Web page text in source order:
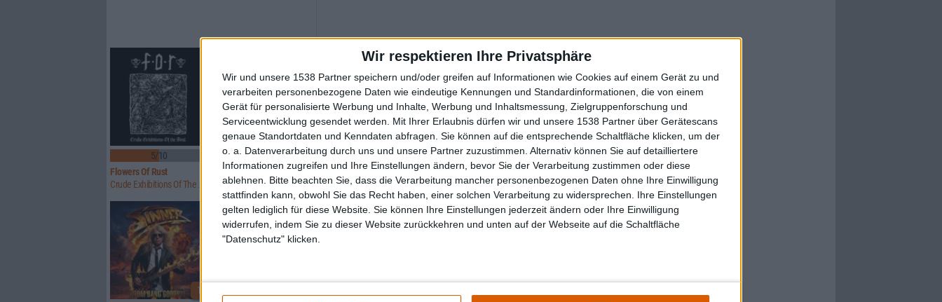
Wir respektieren Ihre Privatsphäre
Wir und unsere 1538 Partner speichern und/oder greifen auf Informationen wie Cookies auf einem Gerät zu und
verarbeiten personenbezogene Daten wie eindeutige Kennungen und Standardinformationen, die von einem
Gerät für personalisierte Werbung und Inhalte, Werbung und Inhaltsmessung, Zielgruppenforschung und
Serviceentwicklung gesendet werden.
Mit Ihrer Erlaubnis dürfen wir und unsere 1538 Partner über Gerätescans
genaue Standortdaten und Kenndaten abfragen. Sie können auf die entsprechende Schaltfläche klicken, um der
o. a. Datenverarbeitung durch uns und unsere Partner zuzustimmen. Alternativ können Sie auf detailliertere
Informationen zugreifen und Ihre Einstellungen ändern, bevor Sie der Verarbeitung zustimmen oder diese
ablehnen.
Bitte beachten Sie, dass die Verarbeitung mancher personenbezogenen Daten ohne Ihre Einwilligung
stattfinden kann, obwohl Sie das Recht haben, einer solchen Verarbeitung zu widersprechen. Ihre Einstellungen
gelten lediglich für diese Website. Sie können Ihre Einstellungen jederzeit ändern oder Ihre Einwilligung
widerrufen, indem Sie zu dieser Website zurückkehren und unten auf der Webseite auf die Schaltfläche
"Datenschutz" klicken.
5/10
Flowers Of Rust
8/10
Xandria
Eclipse
1